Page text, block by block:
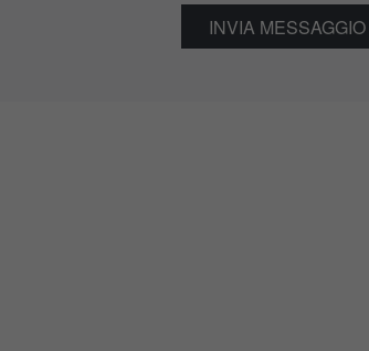
INVIA MESSAGGIO